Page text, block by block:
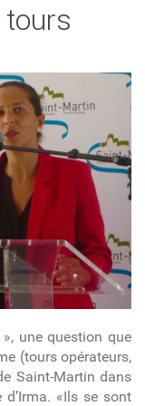
tours
une question que
(tours opérateurs,
Saint-Martin dans
«Ils se sont